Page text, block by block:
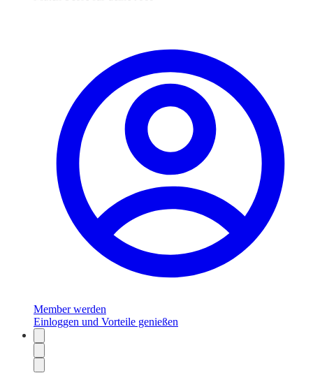
Member werden
Einloggen und Vorteile genießen